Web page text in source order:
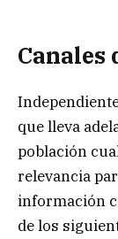
Canales
que lleva
población
relevancia
información
de los